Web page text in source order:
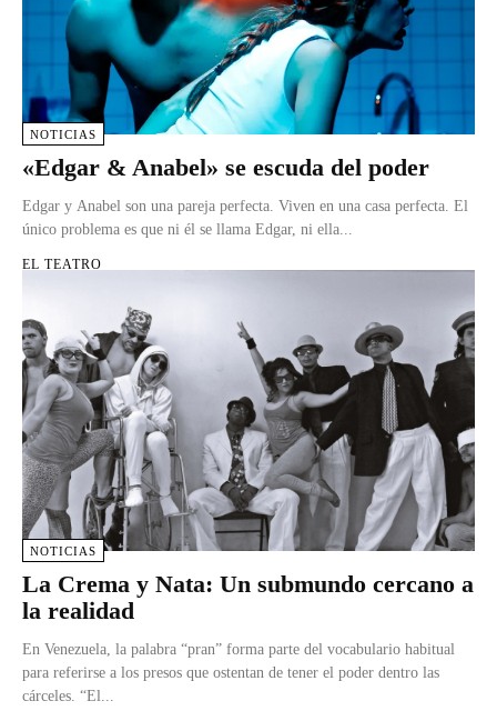
NOTICIAS
«Edgar & Anabel» se escuda del poder
Edgar y Anabel son una pareja perfecta. Viven en una casa perfecta. El
único problema es que ni él se llama Edgar, ni ella...
EL TEATRO
NOTICIAS
La Crema y Nata: Un submundo cercano a
la realidad
En Venezuela, la palabra “pran” forma parte del vocabulario habitual
para referirse a los presos que ostentan de tener el poder dentro las
cárceles. “El...